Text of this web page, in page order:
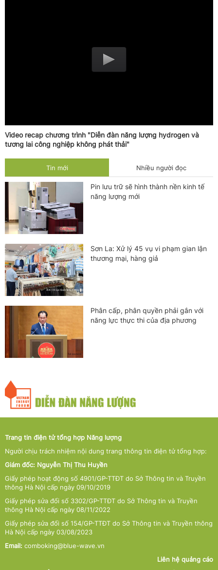
Video recap chương trình "Diễn đàn năng lượng hydrogen và
tương lai công nghiệp không phát thải"
Tin mới Nhiều người đọc
Pin lưu trữ sẽ hình thành nền kinh tế
năng lượng mới
Sơn La: Xử lý 45 vụ vi phạm gian lận
thương mại, hàng giả
Phân cấp, phân quyền phải gắn với
năng lực thực thi của địa phương
Trang tin điện tử tổng hợp Năng lượng
Người chịu trách nhiệm nội dung trang thông tin điện tử tổng hợp:
Giám đốc: Nguyễn Thị Thu Huyền
Giấy phép hoạt động số 4901/GP-TTĐT do Sở Thông tin và Truyền
thông Hà Nội cấp ngày 09/10/2019
Giấy phép sửa đổi số 3302/GP-TTĐT do Sở Thông tin và Truyền
thông Hà Nội cấp ngày 08/11/2022
Giấy phép sửa đổi số 154/GP-TTĐT do Sở Thông tin và Truyền thông
Hà Nội cấp ngày 03/08/2023
Email: comboking@blue-wave.vn
Liên hệ quảng cáo